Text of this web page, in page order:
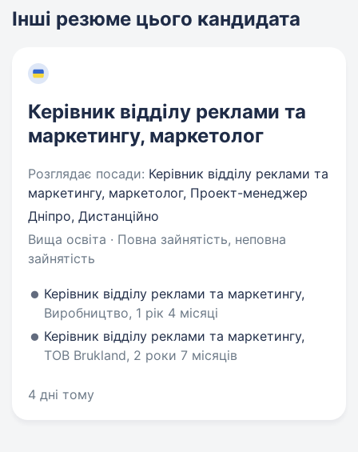
Інші резюме цього кандидата
Керівник відділу реклами та
маркетингу, маркетолог
Розглядає посади: Керівник відділу реклами та
маркетингу, маркетолог, Проект-менеджер
Дніпро, Дистанційно
Вища освіта · Повна зайнятість, неповна
зайнятість
Керівник відділу реклами та маркетингу,
Виробництво, 1 рік 4 місяці
Керівник відділу реклами та маркетингу,
ТОВ Brukland, 2 роки 7 місяців
4 дні тому